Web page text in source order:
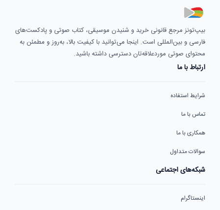
بیپ‌تونز مرجع قانونی خرید و شنیدن موسیقی، کتاب صوتی و پادکست‌های
فارسی و بین‌المللی است. اینجا می‌توانید با کیفیت بالا، به‌روز و مطمئن به
محتوای صوتی موردعلاقه‌تان دسترسی داشته باشید.
ارتباط با ما
شرایط استفاده
تماس با ما
همکاری با ما
سوالات متداول
شبکه‌های اجتماعی
اینستاگرام